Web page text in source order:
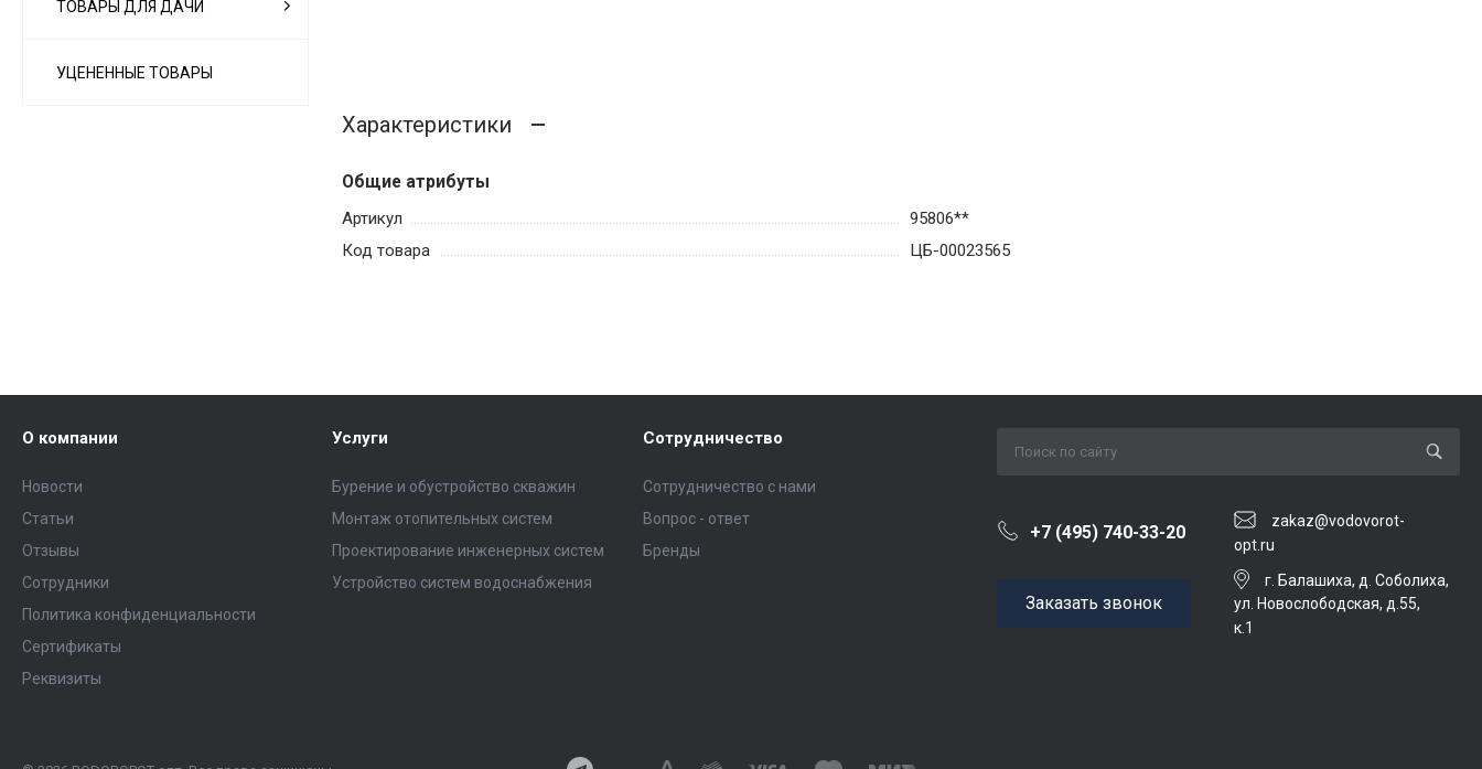
ТОВАРЫ ДЛЯ ДАЧИ
УЦЕНЕННЫЕ ТОВАРЫ
Характеристики
Общие атрибуты
Артикул
95806**
Код товара
ЦБ-00023565
О компании
Новости
Статьи
Отзывы
Сотрудники
Политика конфиденциальности
Сертификаты
Реквизиты
Услуги
Бурение и обустройство скважин
Монтаж отопительных систем
Проектирование инженерных систем
Устройство систем водоснабжения
Сотрудничество
Сотрудничество с нами
Вопрос - ответ
Бренды
+7 (495) 740-33-20
zakaz@vodovorot-
opt.ru
Заказать звонок
г. Балашиха, д. Соболиха,
ул. Новослободская, д.55,
к.1